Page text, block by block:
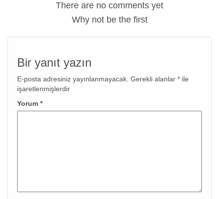
There are no comments yet
Why not be the first
Bir yanıt yazın
E-posta adresiniz yayınlanmayacak. Gerekli alanlar * ile
işaretlenmişlerdir
Yorum *